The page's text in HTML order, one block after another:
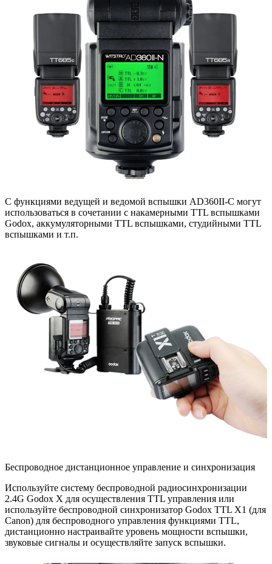
С функциями ведущей и ведомой вспышки AD360II-C могут
использоваться в сочетании с накамерными TTL вспышками
Godox, аккумуляторными TTL вспышками, студийными TTL
вспышками и т.п.
Беспроводное дистанционное управление и синхронизация
Используйте систему беспроводной радиосинхронизации
2.4G Godox X для осуществления TTL управления или
используйте беспроводной синхронизатор Godox TTL X1 (для
Canon) для беспроводного управления функциями TTL,
дистанционно настраивайте уровень мощности вспышки,
звуковые сигналы и осуществляйте запуск вспышки.